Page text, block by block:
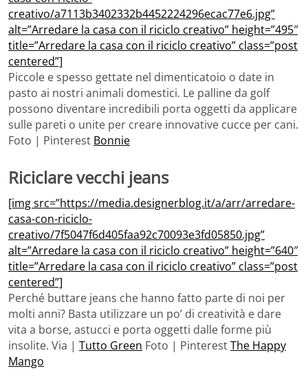
creativo/a7113b3402332b4452224296ecac77e6.jpg”
alt=”Arredare la casa con il riciclo creativo” height=”495″
title=”Arredare la casa con il riciclo creativo” class=”post
centered”]
Piccole e spesso gettate nel dimenticatoio o date in
pasto ai nostri animali domestici. Le palline da golf
possono diventare incredibili porta oggetti da applicare
sulle pareti o unite per creare innovative cucce per cani.
Foto | Pinterest Bonnie
Riciclare vecchi jeans
[img src=”https://media.designerblog.it/a/arr/arredare-
casa-con-riciclo-
creativo/7f5047f6d405faa92c70093e3fd05850.jpg”
alt=”Arredare la casa con il riciclo creativo” height=”640″
title=”Arredare la casa con il riciclo creativo” class=”post
centered”]
Perché buttare jeans che hanno fatto parte di noi per
molti anni? Basta utilizzare un po’ di creatività e dare
vita a borse, astucci e porta oggetti dalle forme più
insolite. Via | Tutto Green Foto | PinterestThe Happy
Mango